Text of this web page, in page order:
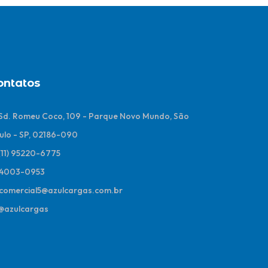
Romeu Coco, 109 - Parque Novo Mundo, São
- SP, 02186-090
95220-6775
0953